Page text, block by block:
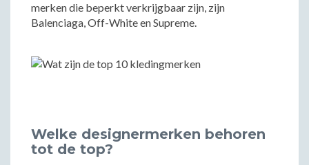
merken die beperkt verkrijgbaar zijn, zijn
Balenciaga, Off-White en Supreme.
Welke designermerken behoren
tot de top?